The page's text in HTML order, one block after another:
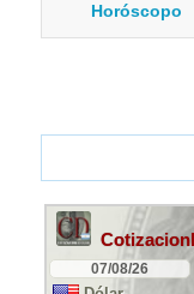
Horóscopo